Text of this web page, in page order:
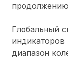
Глобальный
индикаторов
диапазон